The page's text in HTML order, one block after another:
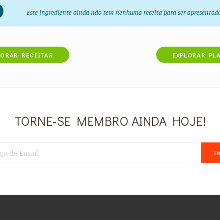
Este ingrediente ainda não tem nenhuma receita para ser
RECEITAS EXPLORAR
TORNE-SE MEMBRO AINDA HOJE!